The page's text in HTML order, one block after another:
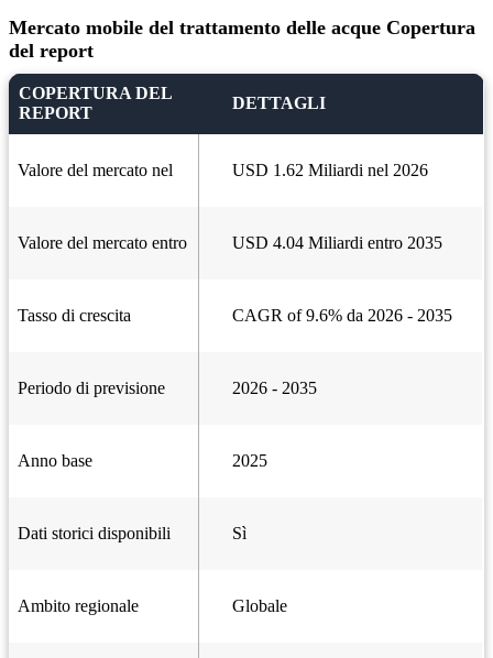
Mercato mobile del trattamento delle acque Copertura
del report
COPERTURA DEL
REPORT
DETTAGLI
Valore del mercato nel USD 1.62 Miliardi nel 2026
Valore del mercato entro USD 4.04 Miliardi entro 2035
Tasso di crescita CAGR of 9.6% da 2026 - 2035
Periodo di previsione 2026 - 2035
Anno base 2025
Dati storici disponibili Sì
Ambito regionale Globale